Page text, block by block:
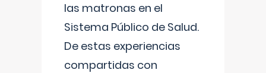
las matronas en el
Sistema Público de Salud.
De estas experiencias
compartidas con